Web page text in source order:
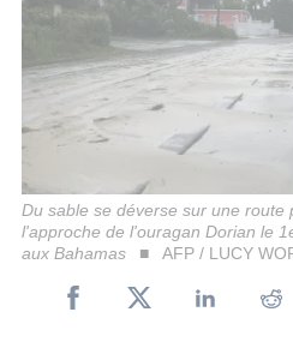
Du sable se déverse sur une route
l'approche de l'ouragan Dorian le
aux Bahamas
AFP / LUCY